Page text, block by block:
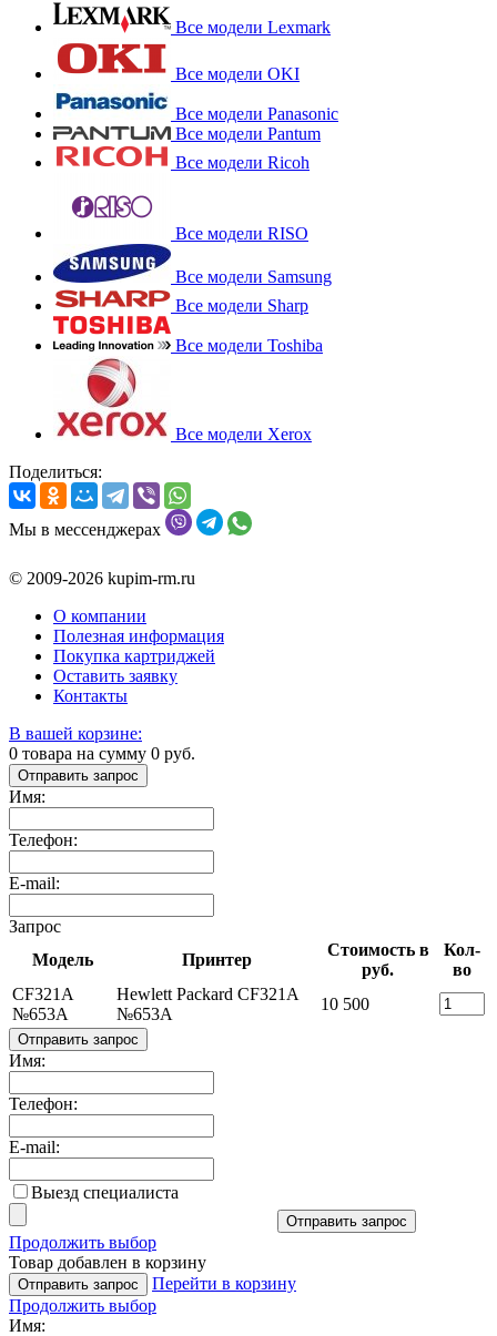
Все модели Lexmark
Все модели OKI
Все модели Panasonic
Все модели Pantum
Все модели Ricoh
Все модели RISO
Все модели Samsung
Все модели Sharp
Все модели Toshiba
Все модели Xerox
Поделиться:
Мы в мессенджерах
© 2009-2026 kupim-rm.ru
О компании
Полезная информация
Покупка картриджей
Оставить заявку
Контакты
В вашей корзине:
0 товара на сумму 0 руб.
Отправить запрос
Имя:
Телефон:
E-mail:
Запрос
Модель
Принтер
Стоимость в
руб.
Кол-
во
CF321A
№653A
Hewlett Packard CF321A
№653A
10 500
Отправить запрос
Имя:
Телефон:
E-mail:
Выезд специалиста
Отправить запрос
Продолжить выбор
Товар добавлен в корзину
Отправить запрос
Перейти в корзину
Продолжить выбор
Имя: